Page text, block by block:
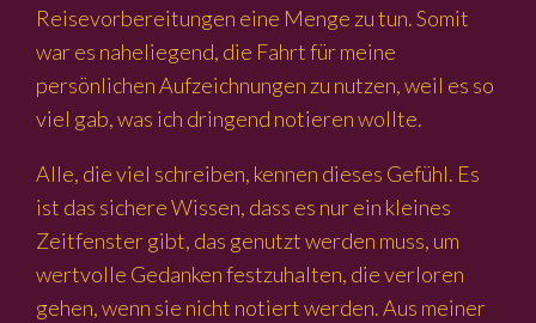
Reisevorbereitungen eine Menge zu tun. Somit
war es naheliegend, die Fahrt für meine
persönlichen Aufzeichnungen zu nutzen, weil es so
viel gab, was ich dringend notieren wollte.
Alle, die viel schreiben, kennen dieses Gefühl. Es
ist das sichere Wissen, dass es nur ein kleines
Zeitfenster gibt, das genutzt werden muss, um
wertvolle Gedanken festzuhalten, die verloren
gehen, wenn sie nicht notiert werden. Aus meiner